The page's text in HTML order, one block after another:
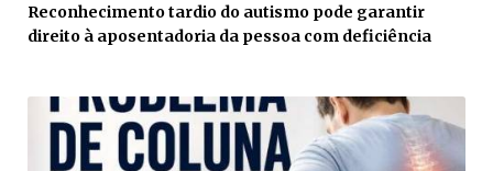
Reconhecimento tardio do autismo pode garantir
direito à aposentadoria da pessoa com deficiência